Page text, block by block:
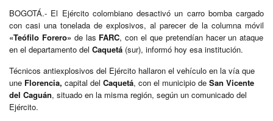
BOGOTÁ.- El Ejército colombiano desactivó un carro bomba cargado
con casi una tonelada de explosivos, al parecer de la columna móvil
«Teófilo Forero» de las FARC, con el que pretendían hacer un ataque
en el departamento del Caquetá (sur), informó hoy esa institución.
Técnicos antiexplosivos del Ejército hallaron el vehículo en la vía que
une Florencia, capital del Caquetá, con el municipio de San Vicente
del Caguán, situado en la misma región, según un comunicado del
Ejército.